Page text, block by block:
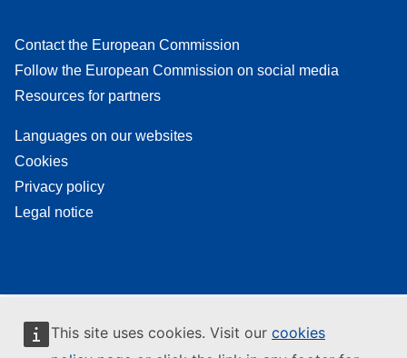
This site uses cookies. Visit our cookies
Contact the European Commission
Follow the European Commission on social media
Resources for partners
Languages on our websites
Cookies
Privacy policy
Legal notice